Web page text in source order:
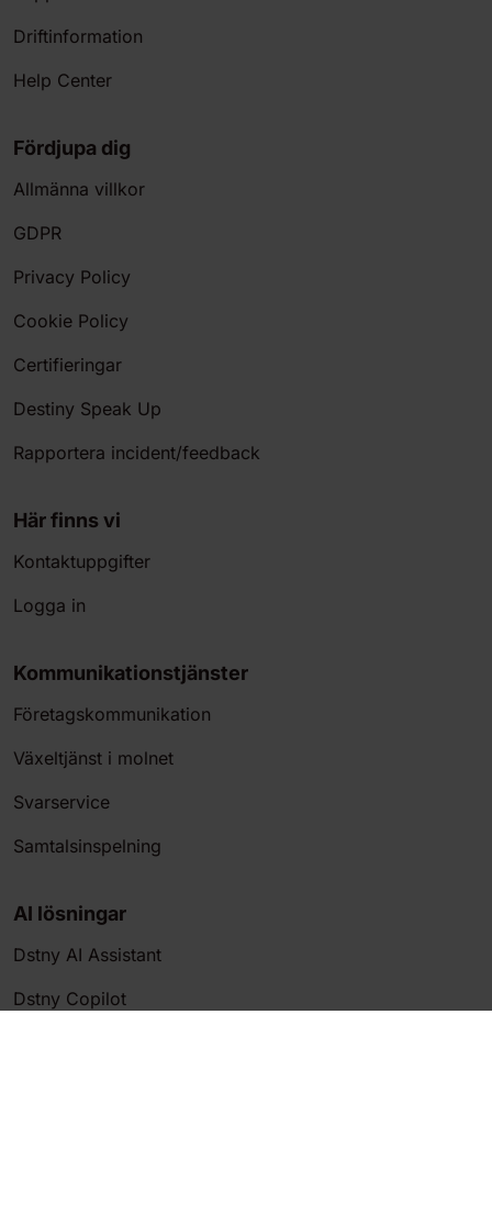
Driftinformation
Help Center
Fördjupa dig
Allmänna villkor
GDPR
Privacy Policy
Cookie Policy
Certifieringar
Destiny Speak Up
Rapportera incident/feedback
Här finns vi
Kontaktuppgifter
Logga in
Kommunikationstjänster
Företagskommunikation
Växeltjänst i molnet
Svarservice
Samtalsinspelning
AI lösningar
Dstny AI Assistant
Dstny Copilot